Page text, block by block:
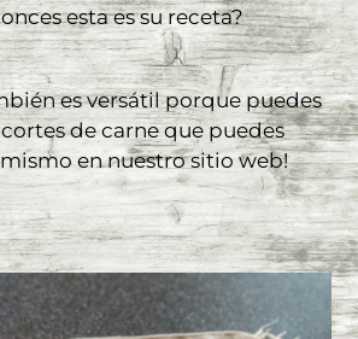
esta es su receta?
es versátil porque puedes
de carne que puedes
en nuestro sitio web!